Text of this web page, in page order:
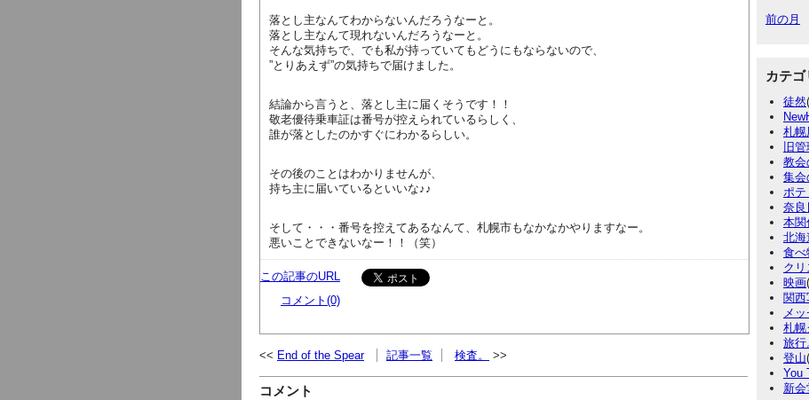
落とし主なんてわからないんだろうなーと。
落とし主なんて現れないんだろうなーと。
そんな気持ちで、でも私が持っていてもどうにもならないので、
”とりあえず”の気持ちで届けました。
結論から言うと、落とし主に届くそうです！！
敬老優待乗車証は番号が控えられているらしく、
誰が落としたのかすぐにわかるらしい。
その後のことはわかりませんが、
持ち主に届いているといいな♪♪
そして・・・番号を控えてあるなんて、札幌市もなかなかやりますなー。
悪いことできないなー！！（笑）
この記事のURL
コメント(0)
End of the Spear 記事一覧 検査。
コメント
前の月
カテゴ
徒然
札幌
旧
教会
集会
ポテ
奈良
本関
北海
食べ
ク
映画
関
メ
札幌
旅行
登山
You
新会